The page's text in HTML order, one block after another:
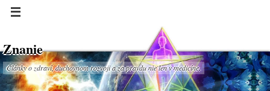
Znanie
Články o zdraví, duchovnom rozvoji a za pravdu nie len v medicíne.